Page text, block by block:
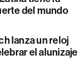
del mundo
lanza un reloj
el alunizaje